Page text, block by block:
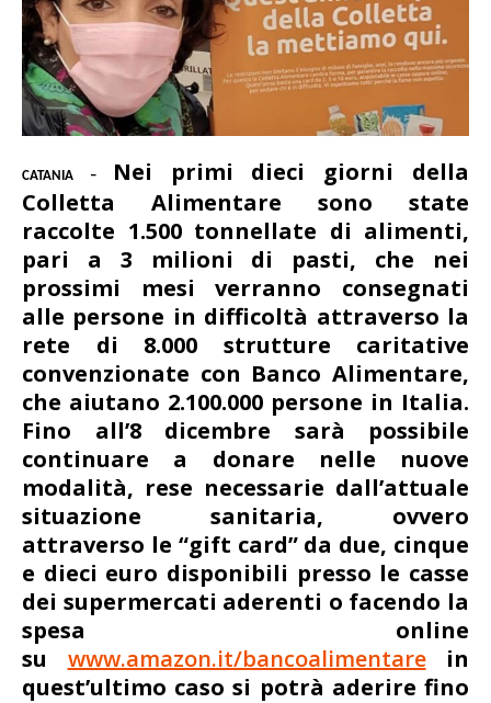
CATANIA –
Nei primi dieci giorni della
Colletta Alimentare sono state
raccolte 1.500 tonnellate di alimenti,
pari a 3 milioni di pasti, che nei
prossimi mesi verranno consegnati
alle persone in difficoltà attraverso la
rete di 8.000 strutture caritative
convenzionate con Banco Alimentare,
che aiutano 2.100.000 persone in Italia.
Fino all’8 dicembre sarà possibile
continuare a donare nelle nuove
modalità, rese necessarie dall’attuale
situazione sanitaria, ovvero
attraverso le “gift card” da due, cinque
e dieci euro disponibili presso le casse
dei supermercati aderenti o facendo la
spesa online
su www.amazon.it/bancoalimentarein
quest’ultimo caso si potrà aderire fino